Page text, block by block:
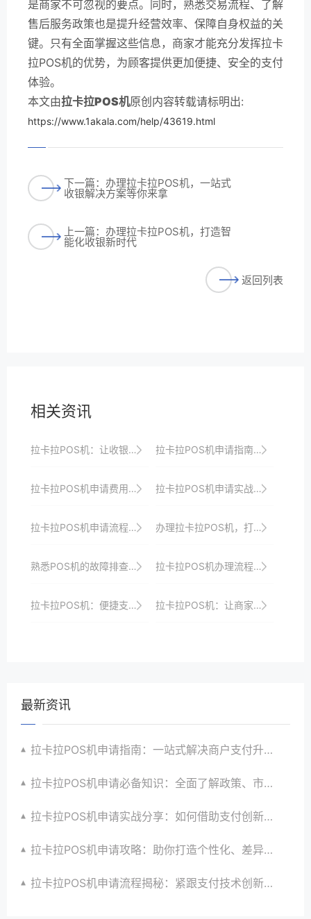
是商家不可忽视的要点。同时，熟悉交易流程、了解
售后服务政策也是提升经营效率、保障自身权益的关
键。只有全面掌握这些信息，商家才能充分发挥拉卡
拉POS机的优势，为顾客提供更加便捷、安全的支付
体验。
本文由拉卡拉POS机原创内容转载请标明出:
https://www.1akala.com/help/43619.html
下一篇：办理拉卡拉POS机，一站式
收银解决方案等你来拿
上一篇：办理拉卡拉POS机，打造智
能化收银新时代
返回列表
相关资讯
拉卡拉POS机：让收银工作变得轻松又高效 拉卡拉POS机申请指南：一站式解决商户支付升级与智能化需求
拉卡拉POS机申请费用及隐藏成本分析 拉卡拉POS机申请实战分享：如何借助支付数据优化经营决策
拉卡拉POS机申请流程及使用体验全解析 办理拉卡拉POS机，打造智能、便捷、安全的收银系统
熟悉POS机的故障排查流程，以便快速解决问题。 拉卡拉POS机办理流程揭秘：快速申请，高效收银，助力商家腾飞
拉卡拉POS机：便捷支付，提升消费体验 拉卡拉POS机：让商家收银更智能、更高效
最新资讯
拉卡拉POS机申请指南：一站式解决商户支付升级、智能化与创新需求
拉卡拉POS机申请必备知识：全面了解政策、市场、技术与创新趋势
拉卡拉POS机申请实战分享：如何借助支付创新技术提升商户运营效益与效率
拉卡拉POS机申请攻略：助你打造个性化、差异化支付体验以提升竞争力
拉卡拉POS机申请流程揭秘：紧跟支付技术创新步伐，抢占市场先机